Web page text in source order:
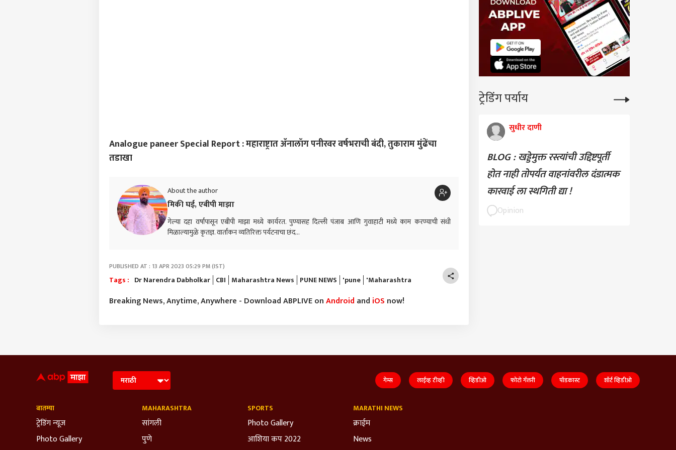
Analogue paneer Special Report : महाराष्ट्रात ॲनालॉग पनीरवर वर्षभराची बंदी, तुकाराम मुंढेंचा
तडाखा
About the author
मिकी घई, एबीपी माझा
गेल्या दहा वर्षांपासून एबीपी माझा मध्ये कार्यरत. पुण्यासह दिल्ली पंजाब आणि गुवाहाटी मध्ये काम करण्याची संधी
मिळाल्यामुळे कृतज्ञ. वार्तांकन व्यतिरिक्त पर्यटनाचा छंद...
PUBLISHED AT : 13 APR 2023 05:29 PM (IST)
Tags : Dr Narendra Dabholkar CBI Maharashtra News PUNE NEWS 'pune 'Maharashtra
Breaking News, Anytime, Anywhere - Download ABPLIVE onAndroid and iOS now!
ट्रेडिंग पर्याय
सुधीर दाणी
BLOG : खड्डेमुक्त रस्त्यांची उद्दिष्टपूर्ती
होत नाही तोपर्यंत वाहनांवरील दंडात्मक
कारवाई ला स्थगिती द्या !
Opinion
पॉवर ब्लॉकला पुन्हा मुदतवाढ;
मेल-एक्सप्रेस गाड्यांवर होणार
गेम्स लाईव्ह टीव्ही व्हिडीओ फोटो गॅलरी पॉडकास्ट शॉर्ट व्हिडीओ
बातम्या
ट्रेडिंग न्यूज
Photo Gallery
MAHARASHTRA
सांगली
पुणे
SPORTS
Photo Gallery
आशिया कप 2022
MARATHI NEWS
क्राईम
News